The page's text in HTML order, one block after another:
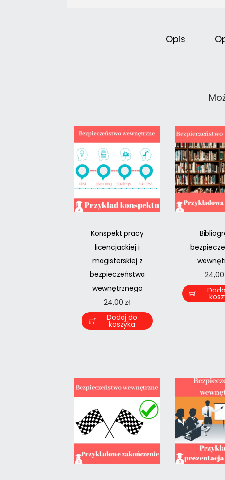
Opis
Konspekt pracy
licencjackiej i
magisterskiej z
bezpieczeństwa
wewnętrznego
24,00 zł
Dodaj do
koszyka
24,00